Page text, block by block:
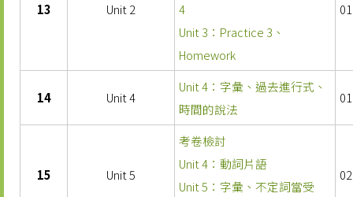
13 Unit 2
4
Unit 3：Practice 3、
Homework
14 Unit 4
Unit 4：字彙、過去進行式、
時間的說法
15 Unit 5
考卷檢討
Unit 4：動詞片語
Unit 5：字彙、不定詞當受